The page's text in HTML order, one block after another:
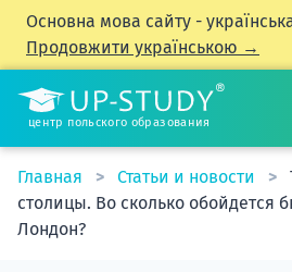
Основна мова сайту -
Продовжити українською →
центр польского образования
Главная Статьи и новости
столицы. Во сколько обойдется
Лондон?